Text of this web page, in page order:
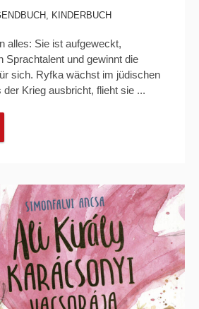
, KINDERBUCH
alles: Sie ist aufgeweckt,
Sprachtalent und gewinnt die
sich. Ryfka wächst im jüdischen
der Krieg ausbricht, flieht sie ...